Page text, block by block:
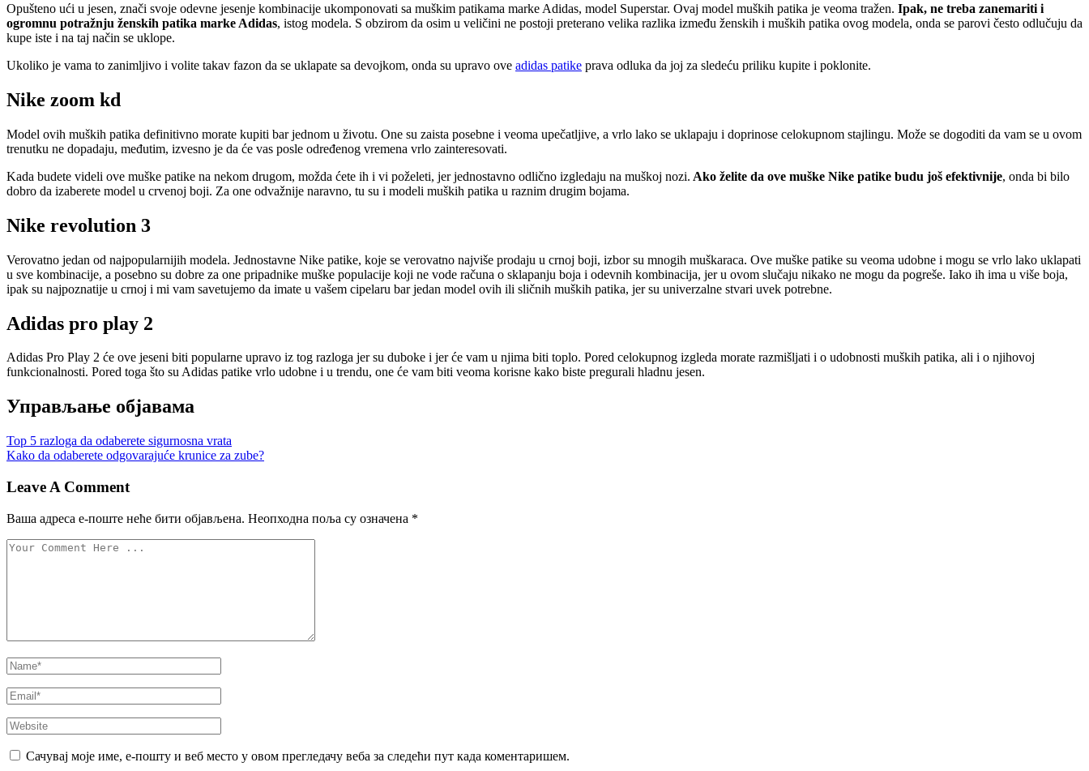
Opušteno ući u jesen, znači svoje odevne jesenje kombinacije ukomponovati sa muškim patikama marke Adidas, model Superstar. Ovaj model muških patika je veoma tražen. Ipak, ne treba zanemariti i
ogromnu potražnju ženskih patika marke Adidas, istog modela. S obzirom da osim u veličini ne postoji preterano velika razlika između ženskih i muških patika ovog modela, onda se parovi često odlučuju da
kupe iste i na taj način se uklope.
Ukoliko je vama to zanimljivo i volite takav fazon da se uklapate sa devojkom, onda su upravo ove adidas patike prava odluka da joj za sledeću priliku kupite i poklonite.
Nike zoom kd
Model ovih muških patika definitivno morate kupiti bar jednom u životu. One su zaista posebne i veoma upečatljive, a vrlo lako se uklapaju i doprinose celokupnom stajlingu. Može se dogoditi da vam se u ovom
trenutku ne dopadaju, međutim, izvesno je da će vas posle određenog vremena vrlo zainteresovati.
Kada budete videli ove muške patike na nekom drugom, možda ćete ih i vi poželeti, jer jednostavno odlično izgledaju na muškoj nozi. Ako želite da ove muške Nike patike budu još efektivnije, onda bi bilo
dobro da izaberete model u crvenoj boji. Za one odvažnije naravno, tu su i modeli muških patika u raznim drugim bojama.
Nike revolution 3
Verovatno jedan od najpopularnijih modela. Jednostavne Nike patike, koje se verovatno najviše prodaju u crnoj boji, izbor su mnogih muškaraca. Ove muške patike su veoma udobne i mogu se vrlo lako uklapati
u sve kombinacije, a posebno su dobre za one pripadnike muške populacije koji ne vode računa o sklapanju boja i odevnih kombinacija, jer u ovom slučaju nikako ne mogu da pogreše. Iako ih ima u više boja,
ipak su najpoznatije u crnoj i mi vam savetujemo da imate u vašem cipelaru bar jedan model ovih ili sličnih muških patika, jer su univerzalne stvari uvek potrebne.
Adidas pro play 2
Adidas Pro Play 2 će ove jeseni biti popularne upravo iz tog razloga jer su duboke i jer će vam u njima biti toplo. Pored celokupnog izgleda morate razmišljati i o udobnosti muških patika, ali i o njihovoj
funkcionalnosti. Pored toga što su Adidas patike vrlo udobne i u trendu, one će vam biti veoma korisne kako biste pregurali hladnu jesen.
Управљање објавама
Top 5 razloga da odaberete sigurnosna vrata
Kako da odaberete odgovarajuće krunice za zube?
Leave A Comment
Ваша адреса е-поште неће бити објављена. Неопходна поља су означена *
Сачувај моје име, е-пошту и веб место у овом прегледачу веба за следећи пут када коментаришем.